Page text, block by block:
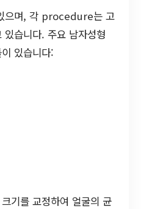
으며, 각 procedure는 고
습니다. 주요 남자성형
있습니다:
기를 교정하여 얼굴의 균